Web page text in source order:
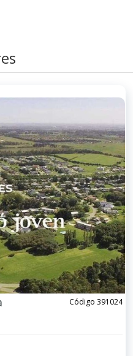
Código 391024